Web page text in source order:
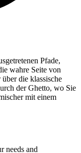
Pfade,
wahre Seite von
die klassische
der Ghetto, wo Sie
mit einem
needs and